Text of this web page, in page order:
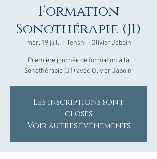
Formation
Sonothérapie (J1)
mar. 19 juil.
  |
Tenshi - Olivier Jaboin
Première journée de formation à la
Sonothérapie (J1) avec Olivier Jaboin.
Les inscriptions sont
closes
Voir autres événements